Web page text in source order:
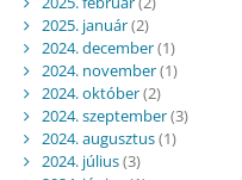
2025. január(2)
2024. december(1)
2024. november(1)
2024. október(2)
2024. szeptember(3)
2024. augusztus(1)
2024. július(3)